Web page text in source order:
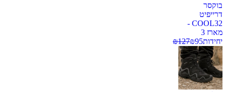
בוקסר
דרייפיט
COOL32 -
מארז 3
יחידות
₪95
₪127